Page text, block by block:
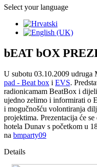
Select your language
bEAT bOX
U subotu 03.10.2009
pad - Beat box i EVS.
radionicamam BeatBox i
ujedno zelimo i informirati o
i mogučnošću volontiranja
projektima. Prezentacija će
hotela Dunav s početkom u
na bmparty09
Details